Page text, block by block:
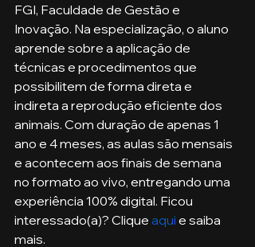
FGI, Faculdade de Gestão e
Inovação. Na especialização, o aluno
aprende sobre a aplicação de
técnicas e procedimentos que
possibilitem de forma direta e
indireta a reprodução eficiente dos
animais. Com duração de apenas 1
ano e 4 meses, as aulas são mensais
e acontecem aos finais de semana
no formato ao vivo, entregando uma
experiência 100% digital. Ficou
interessado(a)? Clique aqui e saiba
mais.